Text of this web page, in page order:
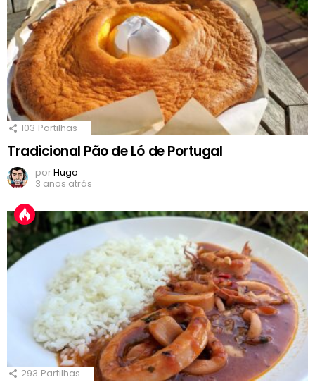
103 Partilhas
Tradicional Pão de Ló de Portugal
porHugo
3 anos atrás
293 Partilhas